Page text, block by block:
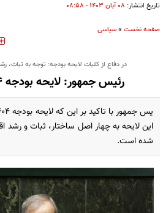
تاریخ انتشار: ۰۸ آبان ۱۴۰۳ - ۰۸:۵۸
صفحه نخست »سیاسی
در دفاع از کلیات لایحه بودجه: توجه به ثبات،
رئیس جمهور: لایحه بودجه ۱۴۰۴ شفاف است
این لایحه به چهار اصل ساختار، ثبات و رشد
شده است.